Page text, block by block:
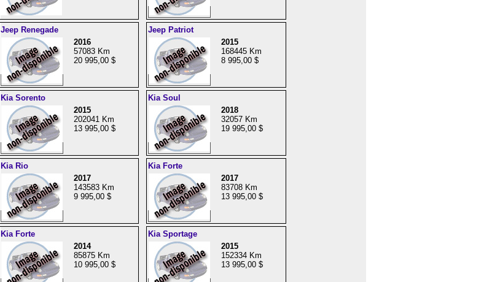
Jeep Renegade
2016
57083 Km
20 995,00 $
Jeep Patriot
2015
168445 Km
8 995,00 $
Kia Sorento
2015
202041 Km
13 995,00 $
Kia Soul
2018
32057 Km
19 995,00 $
Kia Rio
2017
143583 Km
9 995,00 $
Kia Forte
2017
83708 Km
13 995,00 $
Kia Forte
2014
85875 Km
10 995,00 $
Kia Sportage
2015
152334 Km
13 995,00 $